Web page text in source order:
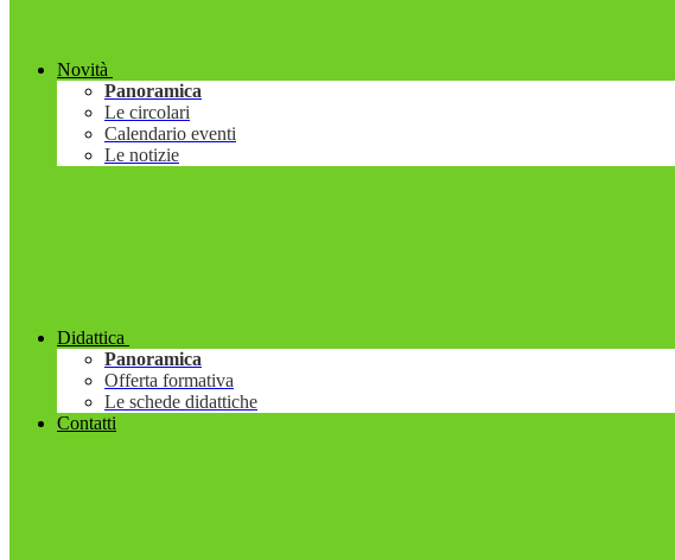
Novità
Panoramica
Le circolari
Calendario eventi
Le notizie
Didattica
Panoramica
Offerta formativa
Le schede didattiche
Contatti